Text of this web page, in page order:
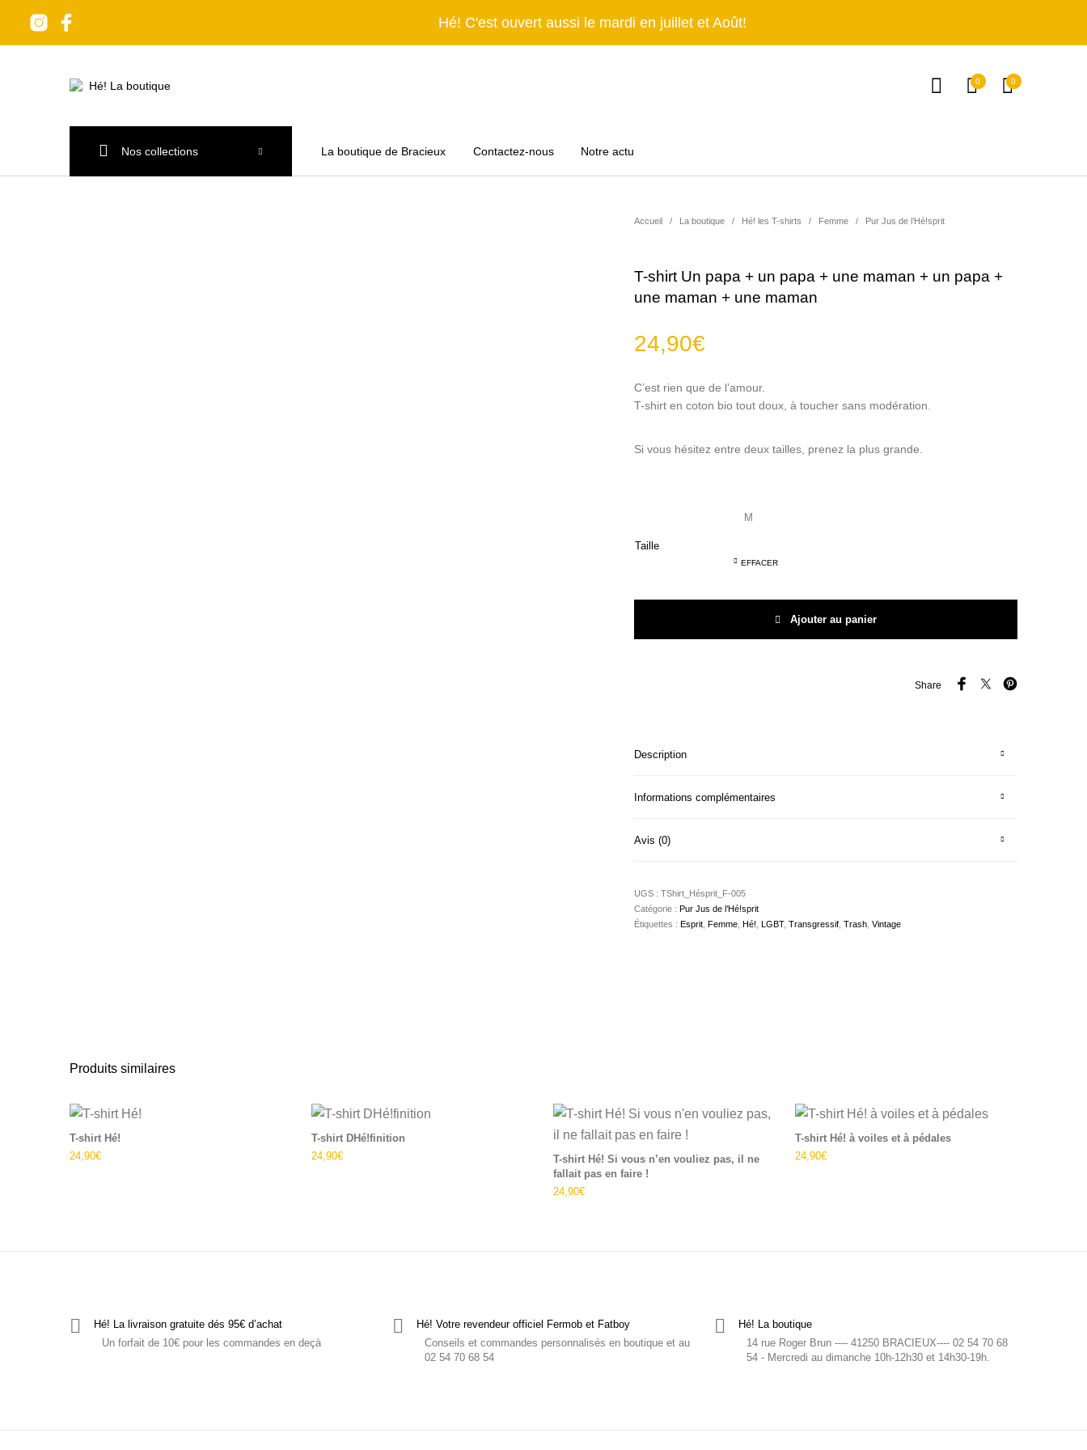
Hé! C'est ouvert aussi le mardi en juillet et Août!
0 0
La boutique de Bracieux Contactez-nous Notre actu
Nos collections
Le mobilier
Accueil / La boutique / Hé! les T-shirts / Femme / Pur Jus de l’Hé!sprit
T-shirt Un papa + un papa + une maman + un papa +
une maman + une maman
24,90€
C’est rien que de l’amour.
T-shirt en coton bio tout doux, à toucher sans modération.
Si vous hésitez entre deux tailles, prenez la plus grande.
Taille
EFFACER
Ajouter au panier
Share
Description
Informations complémentaires
Avis (0)
UGS : TShirt_Hésprit_F-005
Catégorie : Pur Jus de l’Hé!sprit
Étiquettes : Esprit, Femme, Hé! LGBT, Transgressif, Trash, Vintage
Produits similaires
T-shirt Hé!
24,90€
Ce produit a plusieurs variations. Les options peuvent être choisies sur la page du produit
T-shirt DHé!finition
24,90€
Ce produit a plusieurs variations. Les options peuvent être choisies sur la page du produit
T-shirt Hé! Si vous n’en vouliez pas, il ne
fallait pas en faire !
24,90€
Ce produit a plusieurs variations. Les options peuvent être
T-shirt Hé! à voiles et à pédales
24,90€
Hé! La livraison gratuite dés 95€ d’achat
Un forfait de 10€ pour les commandes en deçà
Hé! Votre revendeur officiel Fermob et Fatboy
Conseils et commandes personnalisés en boutique et au
02 54 70 68 54
Hé! La boutique
14 rue Roger Brun ---- 41250 BRACIEUX---- 02 54 70 68
54 - Mercredi au dimanche 10h-12h30 et 14h30-19h.